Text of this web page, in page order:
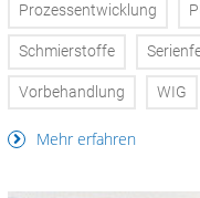
Prozessentwicklung
Schmierstoffe
Vorbehandlung WIG
Mehr erfahren